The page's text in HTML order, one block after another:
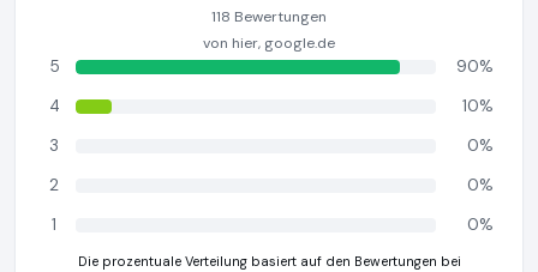
118 Bewertungen
von hier, google.de
5
90%
4
10%
3
0%
2
0%
1
0%
Die prozentuale Verteilung basiert auf den Bewertungen bei